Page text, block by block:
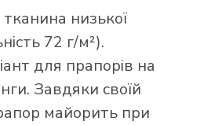
низької
72 г/м²).
для прапорів на
Завдяки своїй
майорить при